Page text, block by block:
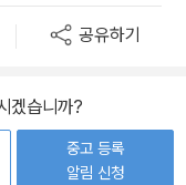
공유하기
겠습니까?
중고 등록
알림 신청